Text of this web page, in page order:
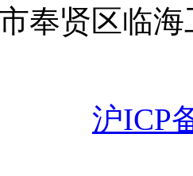
奉贤区临
沪ICP